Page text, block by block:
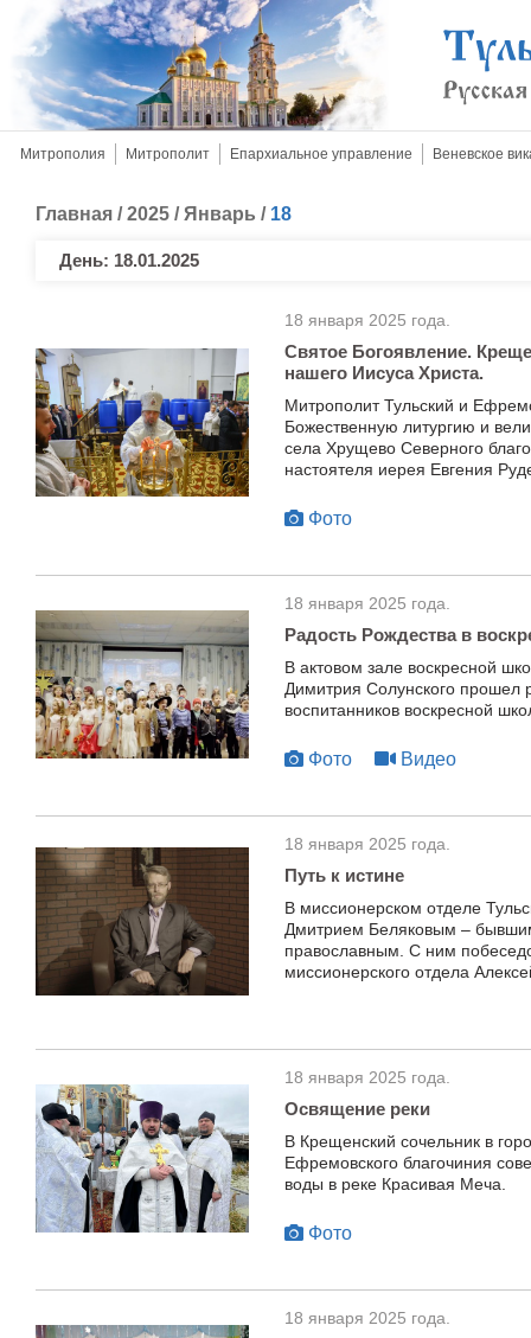
Митрополия Митрополит Епархиальное управление Веневское
Главная /2025 / Январь / 18
День: 18.01.2025
18 января 2025 года.
Святое Богоявление.
нашего Иисуса Христа.
Митрополит Тульский и
Божественную литургию и
села Хрущево Северного
настоятеля иерея Евгения
Фото
18 января 2025 года.
Радость Рождества в
В актовом зале воскресной
Димитрия Солунского прошел
воспитанников воскресной
Фото Видео
18 января 2025 года.
Путь к истине
В миссионерском отделе
Дмитрием Беляковым –
православным. С ним
миссионерского отдела
18 января 2025 года.
Освящение реки
В Крещенский сочельник в
Ефремовского благочиния
воды в реке Красивая Меча.
Фото
18 января 2025 года.